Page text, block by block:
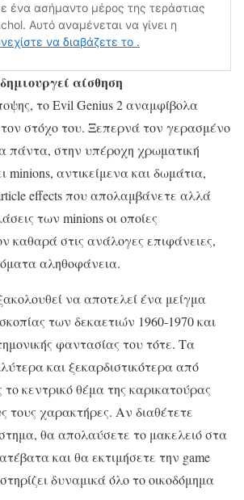
αίσθηση
το Evil Genius 2 αναμφίβολα
στόχο του. Ξεπερνά τον γερασμένο
πάντα, στην υπέροχη χρωματική
minions, αντικείμενα και δωμάτια,
effects που απολαμβάνετε αλλά
των minions οι οποίες
καθαρά στις ανάλογες επιφάνειες,
αληθοφάνεια.
να αποτελεί ένα μείγμα
των δεκαετιών 1960-1970 και
φαντασίας του τότε. Τα
και ξεκαρδιστικότερα από
κεντρικό θέμα της καρικατούρας
τους χαρακτήρες. Αν διαθέτετε
θα απολαύσετε το μακελειό στα
και θα εκτιμήσετε την game
δυναμικά όλο το οικοδόμημα